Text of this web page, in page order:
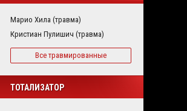
Марио Хила (травма)
Кристиан Пулишич (травма)
Все травмированные
ТОТАЛИЗАТОР